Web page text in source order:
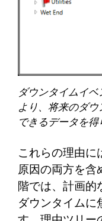
ダウンタイムイ
より、将来のダ
できるデータを得
これらの理由に
原因の両方を含
階では、計画的
ダウンタイムに